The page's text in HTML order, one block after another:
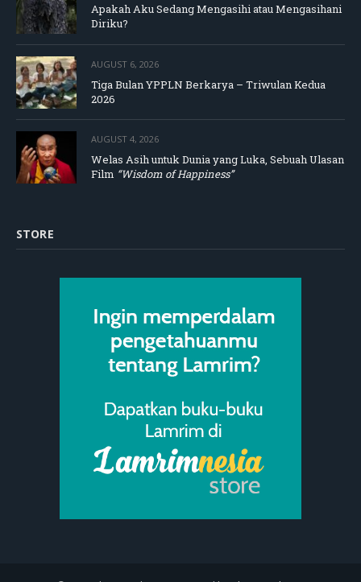
Apakah Aku Sedang Mengasihi atau Mengasihani
Diriku?
AUGUST 6, 2026
Tiga Bulan YPPLN Berkarya – Triwulan Kedua
2026
AUGUST 4, 2026
Welas Asih untuk Dunia yang Luka, Sebuah Ulasan
Film “Wisdom of Happiness”
STORE